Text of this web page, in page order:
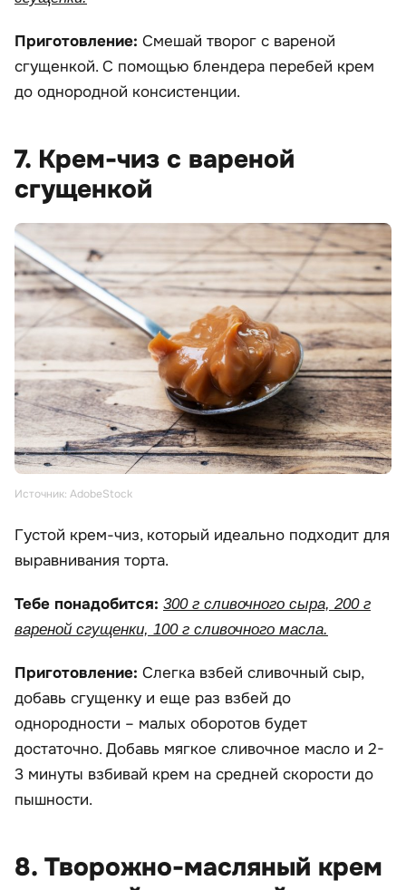
Приготовление: Смешай творог с вареной
сгущенкой. С помощью блендера перебей крем
до однородной консистенции.
7. Крем-чиз с вареной
сгущенкой
Источник: AdobeStock
Густой крем-чиз, который идеально подходит для
выравнивания торта.
Тебе понадобится: 300 г сливочного сыра, 200 г
вареной сгущенки, 100 г сливочного масла.
Приготовление: Слегка взбей сливочный сыр,
добавь сгущенку и еще раз взбей до
однородности – малых оборотов будет
достаточно. Добавь мягкое сливочное масло и 2-
3 минуты взбивай крем на средней скорости до
пышности.
8. Творожно-масляный крем